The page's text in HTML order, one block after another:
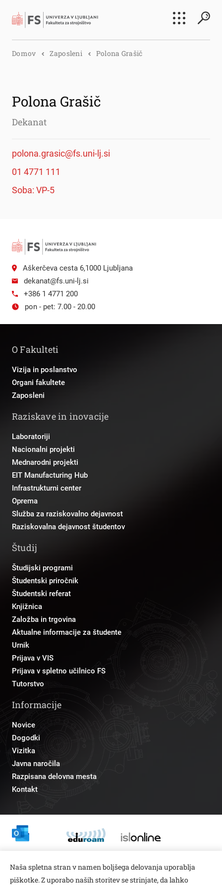
Išči
Domov Zaposleni Polona Grašič
Polona Grašič
Dekanat
polona.grasic@fs.uni-lj.si
01 4771 111
Soba: VP-5
Aškerčeva cesta 6,1000 Ljubljana
dekanat@fs.uni-lj.si
+386 1 4771 200
pon - pet: 7.00 - 20.00
O Fakulteti
Vizija in poslanstvo
Organi fakultete
Zaposleni
Raziskave in inovacije
Laboratoriji
Nacionalni projekti
Mednarodni projekti
EIT Manufacturing Hub
Infrastrukturni center
Oprema
Služba za raziskovalno dejavnost
Raziskovalna dejavnost študentov
Študij
Študijski programi
Študentski priročnik
Študentski referat
Knjižnica
Založba in trgovina
Aktualne informacije za študente
Urnik
Prijava v VIS
Prijava v spletno učilnico FS
Tutorstvo
Informacije
Novice
Dogodki
Vizitka
Javna naročila
Razpisana delovna mesta
Kontakt
pr@fs.uni-lj.si
Naša spletna stran v namen boljšega delovanja uporablja
piškotke. Z uporabo naših storitev se strinjate, da lahko